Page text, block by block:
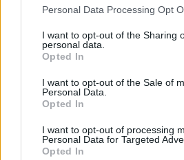
Please note that this website/app
not limited to your visit or usage
grant or deny consent to Google and
use your data for below specified
consent section.
Personal Data Processing Opt
I want to opt-out of the Sharing
personal data.
Opted In
I want to opt-out of the Sale of
Personal Data.
Opted In
I want to opt-out of processing
Personal Data for Targeted
Opted In
επιφάνεια με το υπόλοιπο
Το διαβάσαμε εδώ
Δείτε και αυτά
αποχρώσεις στη διακόσμηση